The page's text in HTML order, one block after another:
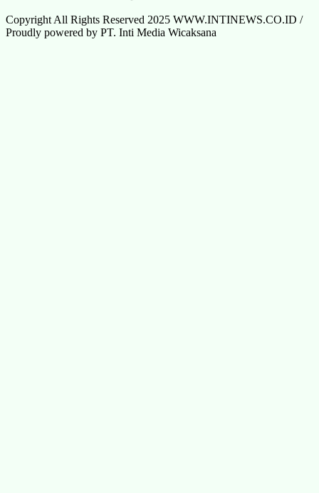
Copyright All Rights Reserved 2025 WWW.INTINEWS.CO.ID /
Proudly powered by PT. Inti Media Wicaksana